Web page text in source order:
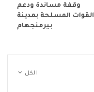
وقفة مساندة ودعم
القوات المسلحة بمدينة
بيرمنجهام
الكل